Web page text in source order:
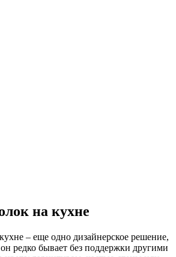
на кухне
– еще одно дизайнерское решение,
редко бывает без поддержки другими